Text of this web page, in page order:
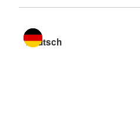
Sprache wechseln zu